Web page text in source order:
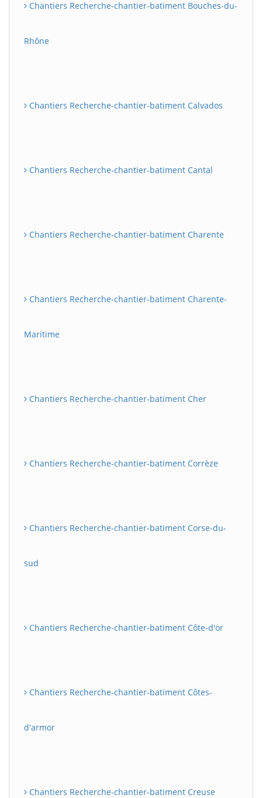
Chantiers Recherche-chantier-batiment Bouches-du-
Rhône
Chantiers Recherche-chantier-batiment Calvados
Chantiers Recherche-chantier-batiment Cantal
Chantiers Recherche-chantier-batiment Charente
Chantiers Recherche-chantier-batiment Charente-
Maritime
Chantiers Recherche-chantier-batiment Cher
Chantiers Recherche-chantier-batiment Corrèze
Chantiers Recherche-chantier-batiment Corse-du-
sud
Chantiers Recherche-chantier-batiment Côte-d'or
Chantiers Recherche-chantier-batiment Côtes-
d'armor
Chantiers Recherche-chantier-batiment Creuse